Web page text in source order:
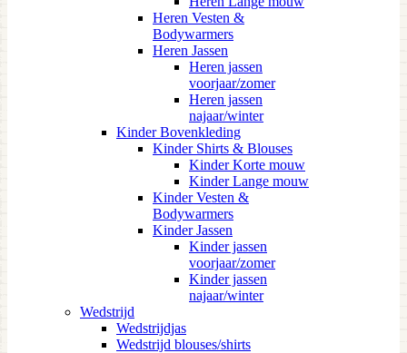
Heren Vesten &
Bodywarmers
Heren Jassen
Heren jassen
voorjaar/zomer
Heren jassen
najaar/winter
Kinder Bovenkleding
Kinder Shirts & Blouses
Kinder Korte mouw
Kinder Lange mouw
Kinder Vesten &
Bodywarmers
Kinder Jassen
Kinder jassen
voorjaar/zomer
Kinder jassen
najaar/winter
Wedstrijd
Wedstrijdjas
Wedstrijd blouses/shirts